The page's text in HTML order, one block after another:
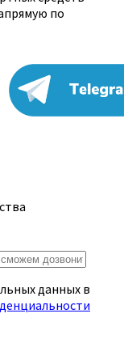
по
данных в